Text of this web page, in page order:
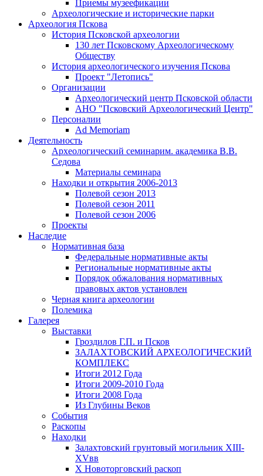
Приемы музеефикации
Археологические и исторические парки
Археология Пскова
История Псковской археологии
130 лет Псковскому Археологическому
Обществу
История археологического изучения Пскова
Проект "Летопись"
Организации
Археологический центр Псковской области
АНО "Псковский Археологический Центр"
Персоналии
Ad Memoriam
Деятельность
Археологический семинарим. академика В.В.
Седова
Материалы семинара
Находки и открытия 2006-2013
Полевой сезон 2013
Полевой сезон 2011
Полевой сезон 2006
Проекты
Наследие
Нормативная база
Федеральные нормативные акты
Региональные нормативные акты
Порядок обжалования нормативных
правовых актов установлен
Черная книга археологии
Полемика
Галерея
Выставки
Гроздилов Г.П. и Псков
ЗАЛАХТОВСКИЙ АРХЕОЛОГИЧЕСКИЙ
КОМПЛЕКС
Итоги 2012 Года
Итоги 2009-2010 Года
Итоги 2008 Года
Из Глубины Веков
События
Раскопы
Находки
Залахтовский грунтовый могильник XIII-
XVвв
X Новоторговский раскоп